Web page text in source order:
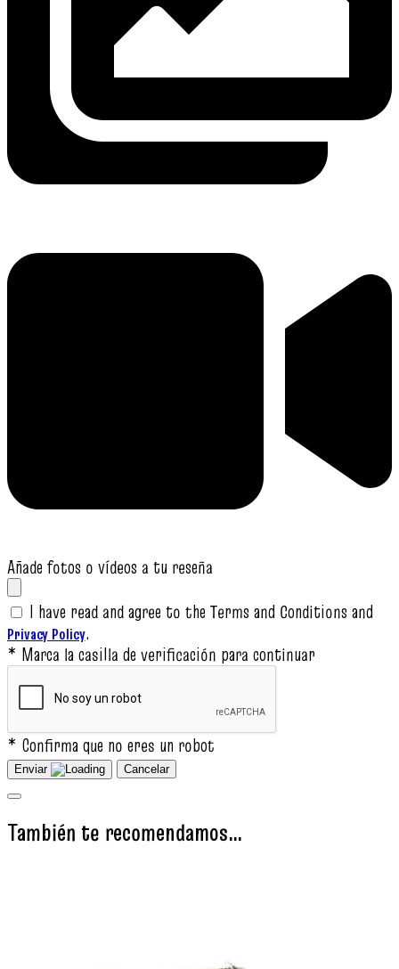
Añade fotos o vídeos a tu reseña
I have read and agree to the Terms and Conditions and
Privacy Policy.
* Marca la casilla de verificación para continuar
* Confirma que no eres un robot
Enviar Cancelar
También te recomendamos…